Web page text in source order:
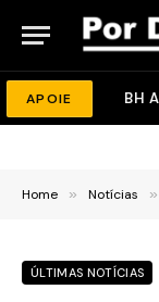
APOIE BH
Home » Notícias »
ÚLTIMAS NOTÍCIAS